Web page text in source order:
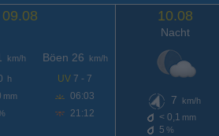
km/h
h
mm
Böen 26 km/h
UV 7 - 7
06:03
21:12
10.08
Nacht
7 km/h
< 0,1 mm
5 %